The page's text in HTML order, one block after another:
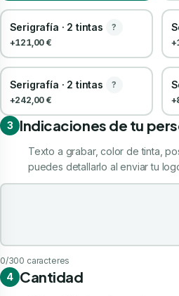
Serigrafía · 2 tintas
?
+121,00 €
Serigrafía · 2 tintas
?
+242,00 €
3 Indicaciones de tu
Texto a grabar, color de tinta,
puedes detallarlo al enviar tu
Indicaciones de tu personalización
0/300 caracteres
4 Cantidad